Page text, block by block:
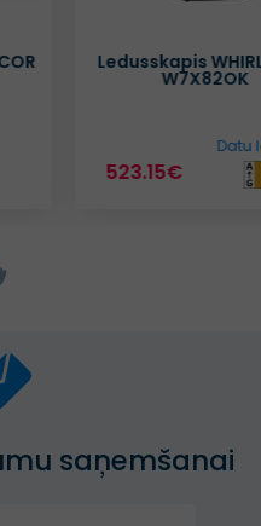
Ledusskapis WHIRLPOOL
W7X82OK
523.15€
saņemšanai